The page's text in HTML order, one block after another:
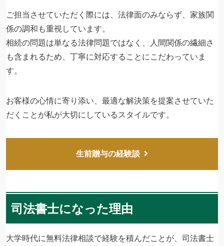
ご担当させていただく際には、法律面のみならず、家族関
係の調和も重視しています。
相続の問題は単なる法律問題ではなく、人間関係の繊細さ
も含まれるため、丁寧に対応することにこだわっていま
す。
お客様の心情に寄り添い、最適な解決策を提案させていた
だくことが私が大切にしているスタイルです。
生前贈与の経験談
司法書士になった理由
大学時代に無料法律相談で経験を積んだことが、司法書士